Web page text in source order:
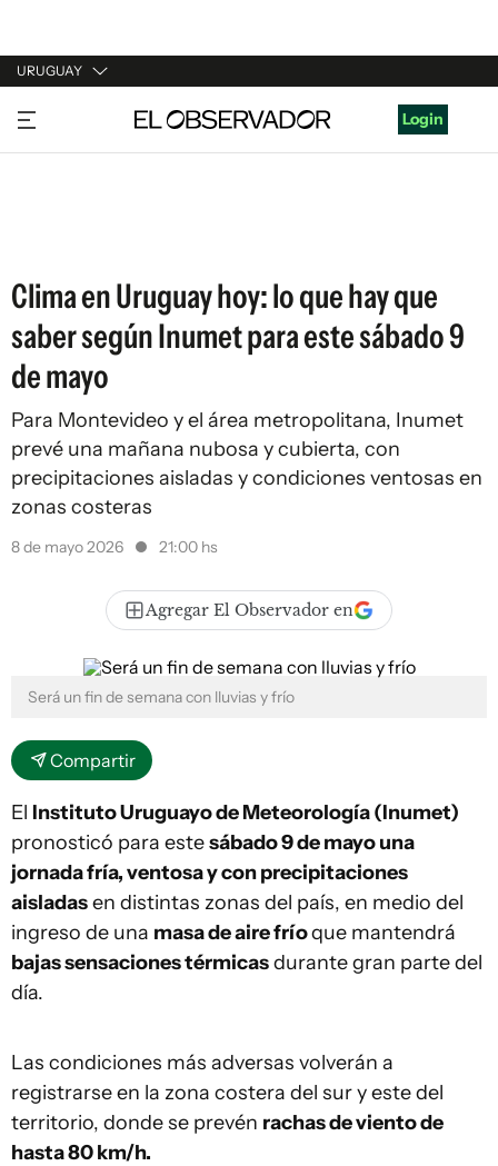
URUGUAY
URUGUAY
ARGENTINA
Login
Clima en Uruguay hoy: lo que hay que
saber según Inumet para este sábado 9
de mayo
Para Montevideo y el área metropolitana, Inumet
prevé una mañana nubosa y cubierta, con
precipitaciones aisladas y condiciones ventosas en
zonas costeras
8 de mayo 2026 21:00 hs
Agregar El Observador en
Será un fin de semana con lluvias y frío
Compartir
El Instituto Uruguayo de Meteorología (Inumet)
pronosticó para estesábado 9 de mayo una
jornada fría, ventosa y con precipitaciones
aisladasen distintas zonas del país, en medio del
ingreso de una masa de aire fríoque mantendrá
bajas sensaciones térmicasdurante gran parte del
día.
Las condiciones más adversas volverán a
registrarse en la zona costera del sur y este del
territorio, donde se prevén rachas de viento de
hasta 80 km/h.